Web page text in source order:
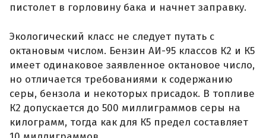
пистолет в горловину бака и начнет заправку.
Экологический класс не следует путать с
октановым числом. Бензин АИ-95 классов К2 и К5
имеет одинаковое заявленное октановое число,
но отличается требованиями к содержанию
серы, бензола и некоторых присадок. В топливе
К2 допускается до 500 миллиграммов серы на
килограмм, тогда как для К5 предел составляет